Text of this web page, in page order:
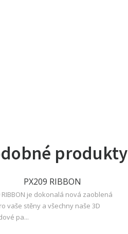
produkty
PX209 RIBBON
RIBBON je dokonalá nová zaoblená
vaše stěny a všechny naše 3D
pa...